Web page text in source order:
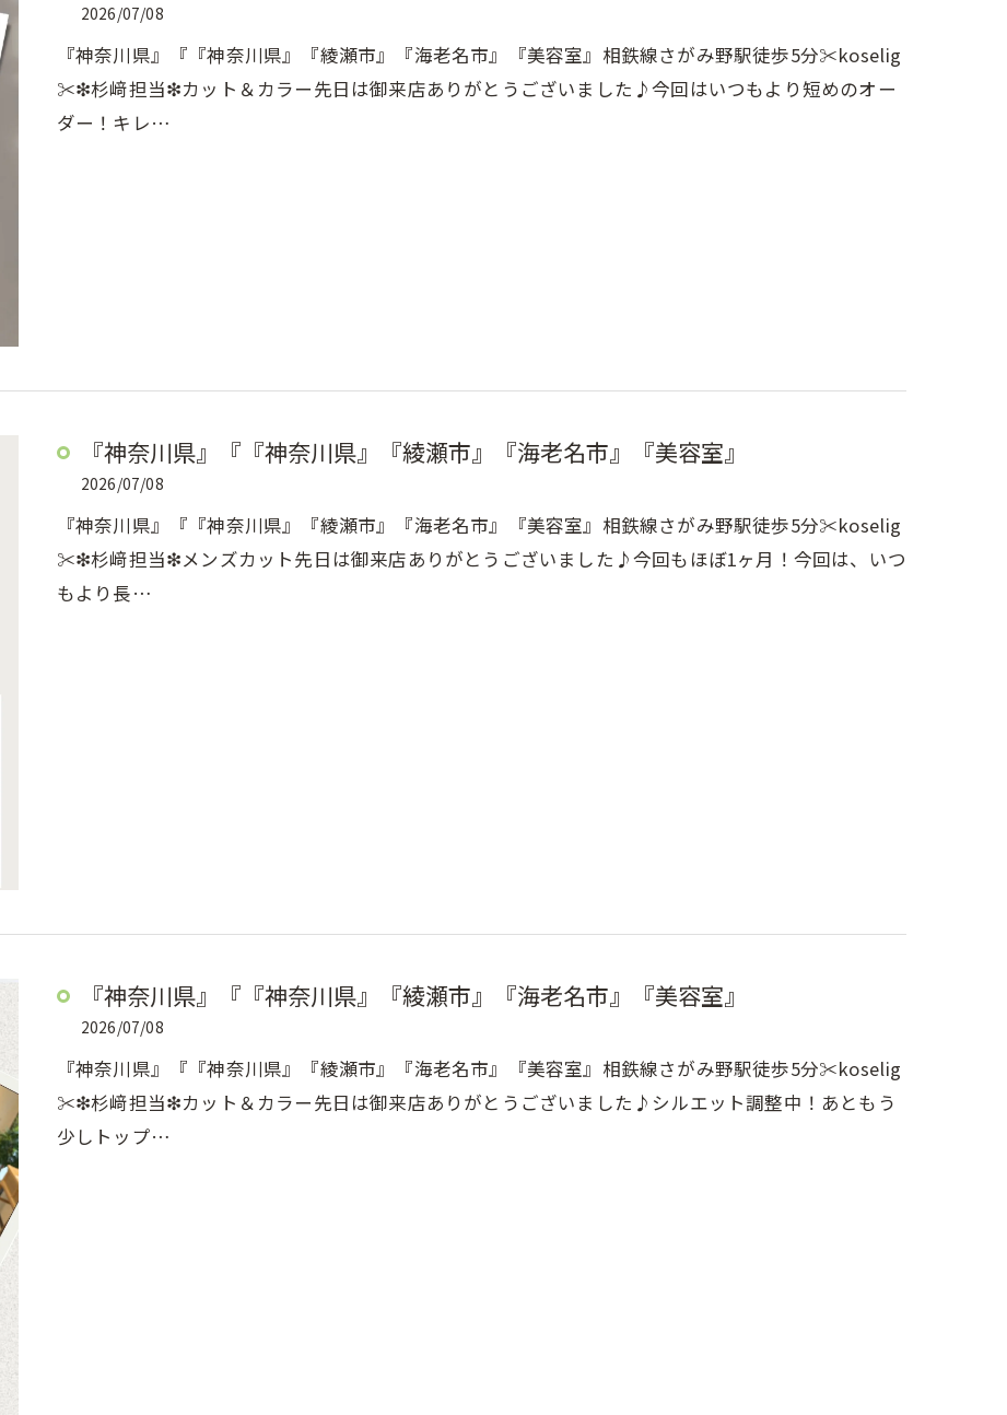
2026/07/08
『神奈川県』『『神奈川県』『綾瀬市』『海老名市』『美容室』相鉄線さがみ野駅徒歩5分✂︎koselig
✂︎❇︎杉﨑担当❇︎カット＆カラー先日は御来店ありがとうございました♪今回はいつもより短めのオー
ダー！キレ…
『神奈川県』『『神奈川県』『綾瀬市』『海老名市』『美容室』
2026/07/08
『神奈川県』『『神奈川県』『綾瀬市』『海老名市』『美容室』相鉄線さがみ野駅徒歩5分✂︎koselig
✂︎❇︎杉﨑担当❇︎メンズカット先日は御来店ありがとうございました♪今回もほぼ1ヶ月！今回は、いつ
もより長…
『神奈川県』『『神奈川県』『綾瀬市』『海老名市』『美容室』
2026/07/08
『神奈川県』『『神奈川県』『綾瀬市』『海老名市』『美容室』相鉄線さがみ野駅徒歩5分✂︎koselig
✂︎❇︎杉﨑担当❇︎カット＆カラー先日は御来店ありがとうございました♪シルエット調整中！あともう
少しトップ…